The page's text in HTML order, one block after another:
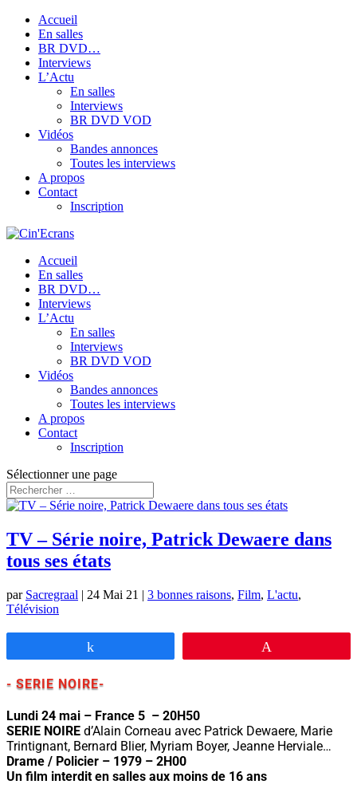
Accueil
En salles
BR DVD…
Interviews
L’Actu
En salles
Interviews
BR DVD VOD
Vidéos
Bandes annonces
Toutes les interviews
A propos
Contact
Inscription
Accueil
En salles
BR DVD…
Interviews
L’Actu
En salles
Interviews
BR DVD VOD
Vidéos
Bandes annonces
Toutes les interviews
A propos
Contact
Inscription
Sélectionner une page
TV – Série noire, Patrick Dewaere dans
tous ses états
par Sacregraal | 24 Mai 21 | 3 bonnes raisons, Film, L'actu,
Télévision
- SERIE NOIRE-
Lundi 24 mai – France 5 – 20H50
SERIE NOIRE d’Alain Corneau avec Patrick Dewaere, Marie
Trintignant, Bernard Blier, Myriam Boyer, Jeanne Herviale…
Drame / Policier – 1979 – 2H00
Un film interdit en salles aux moins de 16 ans